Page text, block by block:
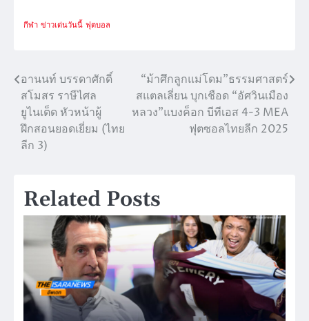
กีฬา ข่าวเด่นวันนี้ ฟุตบอล
แนะแนว
เรื่อง
อานนท์ บรรดาศักดิ์
สโมสร ราษีไศล
ยูไนเต็ด หัวหน้าผู้
ฝึกสอนยอดเยี่ยม (ไทย
ลีก 3)
“ม้าศึกลูกแม่โดม”ธรรมศาสตร์
สแตลเลี่ยน บุกเชือด “อัศวินเมือง
หลวง”แบงค็อก บีทีเอส 4-3 MEA
ฟุตซอลไทยลีก 2025
Related Posts